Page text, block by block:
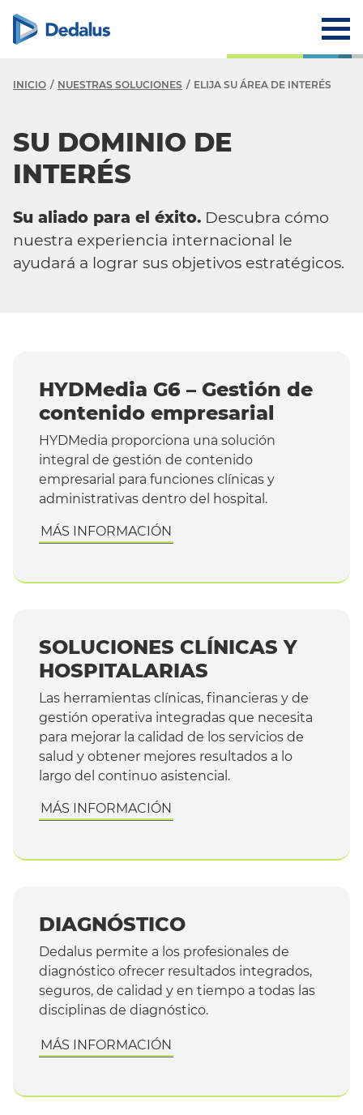
INICIO NUESTRAS SOLUCIONES ELIJA SU ÁREA DE INTERÉS
SU DOMINIO DE
INTERÉS
Su aliado para el éxito. Descubra cómo
nuestra experiencia internacional le
ayudará a lograr sus objetivos estratégicos.
HYDMedia G6 – Gestión de
contenido empresarial
HYDMedia proporciona una solución
integral de gestión de contenido
empresarial para funciones clínicas y
administrativas dentro del hospital.
MÁS INFORMACIÓN
SOLUCIONES CLÍNICAS Y
HOSPITALARIAS
Las herramientas clínicas, financieras y de
gestión operativa integradas que necesita
para mejorar la calidad de los servicios de
salud y obtener mejores resultados a lo
largo del continuo asistencial.
MÁS INFORMACIÓN
DIAGNÓSTICO
Dedalus permite a los profesionales de
diagnóstico ofrecer resultados integrados,
seguros, de calidad y en tiempo a todas las
disciplinas de diagnóstico.
MÁS INFORMACIÓN